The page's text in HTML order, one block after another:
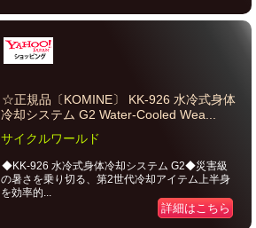
☆正規品〔KOMINE〕 KK-926 水冷式身体
冷却システム G2 Water-Cooled Wea...
サイクルワールド
◆KK-926 水冷式身体冷却システム G2◆災害級
の暑さを乗り切る、第2世代冷却アイテム上半身
を効率的...
詳細はこちら